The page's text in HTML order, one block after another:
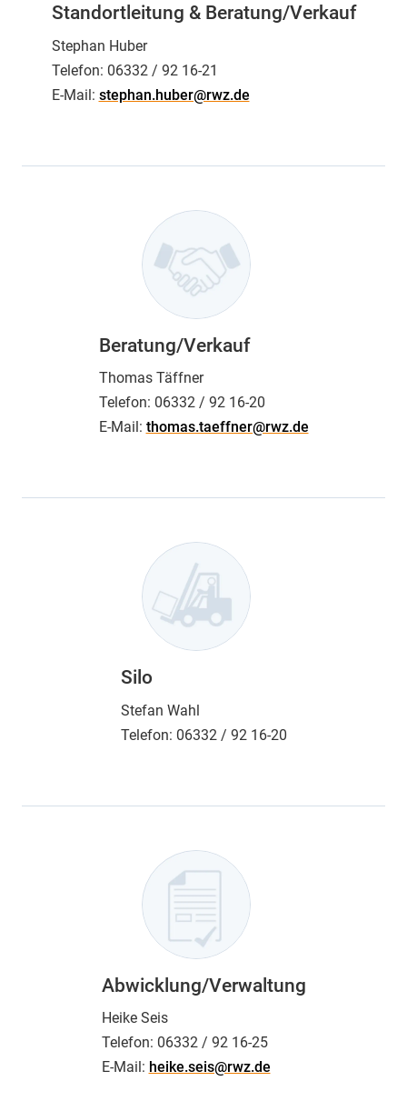
Standortleitung & Beratung/Verkauf
Stephan Huber
Telefon: 06332 / 92 16-21
E-Mail: stephan.huber@rwz.de
Beratung/Verkauf
Thomas Täffner
Telefon: 06332 / 92 16-20
E-Mail: thomas.taeffner@rwz.de
Silo
Stefan Wahl
Telefon: 06332 / 92 16-20
Abwicklung/Verwaltung
Heike Seis
Telefon: 06332 / 92 16-25
E-Mail: heike.seis@rwz.de